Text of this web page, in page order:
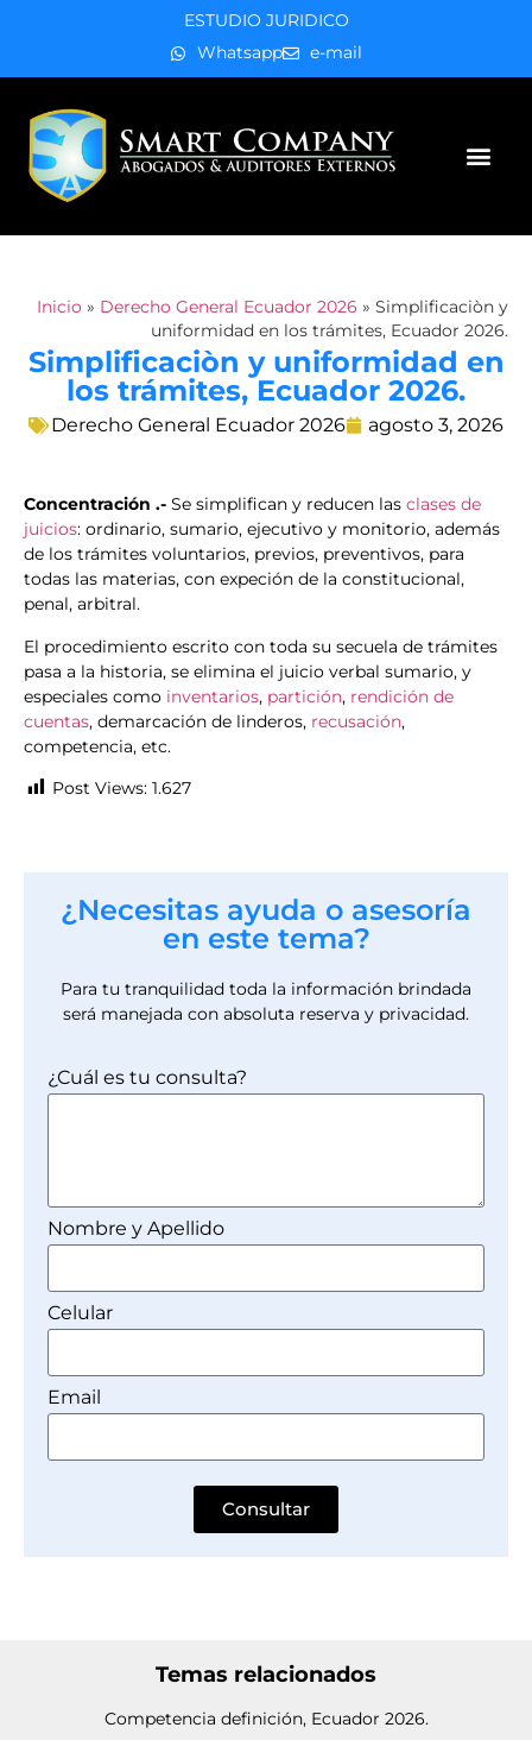
ESTUDIO JURIDICO
Whatsapp
e-mail
Inicio » Derecho General Ecuador 2026 » Simplificaciòn y
uniformidad en los trámites, Ecuador 2026.
Simplificaciòn y uniformidad en
los trámites, Ecuador 2026.
Derecho General Ecuador 2026 agosto 3, 2026
Concentración .- Se simplifican y reducen las clases de
juicios: ordinario, sumario, ejecutivo y monitorio, además
de los trámites voluntarios, previos, preventivos, para
todas las materias, con expeción de la constitucional,
penal, arbitral.
El procedimiento escrito con toda su secuela de trámites
pasa a la historia, se elimina el juicio verbal sumario, y
especiales como inventarios, partición, rendición de
cuentas, demarcación de linderos, recusación,
competencia, etc.
Post Views: 1.627
¿Necesitas ayuda o asesoría
en este tema?
Para tu tranquilidad toda la información brindada
será manejada con absoluta reserva y privacidad.
¿Cuál es tu consulta?
Nombre y Apellido
Celular
Email
Consultar
Temas relacionados
Competencia definición, Ecuador 2026.